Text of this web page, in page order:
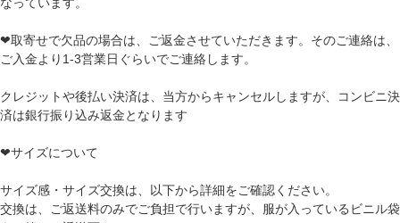
❤取寄せで欠品の場合は、ご返金させていただきます。そのご連絡は、
ご入金より1-3営業日ぐらいでご連絡します。
クレジットや後払い決済は、当方からキャンセルしますが、コンビニ決
済は銀行振り込み返金となります
❤サイズについて
サイズ感・サイズ交換は、以下から詳細をご確認ください。
交換は、ご返送料のみでご負担で行いますが、服が入っているビニル袋